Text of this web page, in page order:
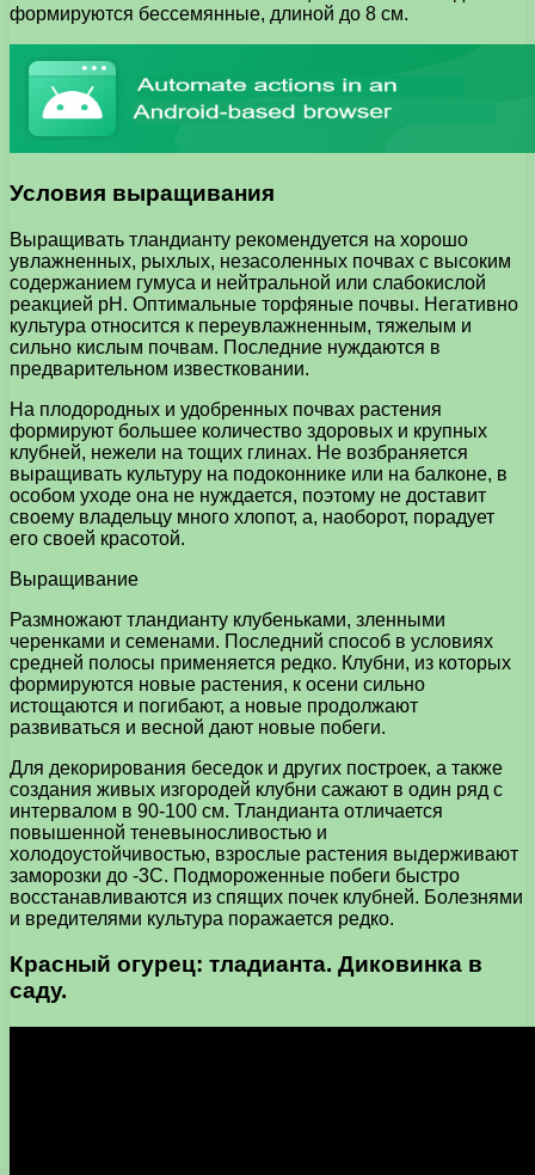
формируются бессемянные, длиной до 8 см.
Условия выращивания
Выращивать тландианту рекомендуется на хорошо
увлажненных, рыхлых, незасоленных почвах с высоким
содержанием гумуса и нейтральной или слабокислой
реакцией рН. Оптимальные торфяные почвы. Негативно
культура относится к переувлажненным, тяжелым и
сильно кислым почвам. Последние нуждаются в
предварительном известковании.
На плодородных и удобренных почвах растения
формируют большее количество здоровых и крупных
клубней, нежели на тощих глинах. Не возбраняется
выращивать культуру на подоконнике или на балконе, в
особом уходе она не нуждается, поэтому не доставит
своему владельцу много хлопот, а, наоборот, порадует
его своей красотой.
Выращивание
Размножают тландианту клубеньками, зленными
черенками и семенами. Последний способ в условиях
средней полосы применяется редко. Клубни, из которых
формируются новые растения, к осени сильно
истощаются и погибают, а новые продолжают
развиваться и весной дают новые побеги.
Для декорирования беседок и других построек, а также
создания живых изгородей клубни сажают в один ряд с
интервалом в 90-100 см. Тландианта отличается
повышенной теневыносливостью и
холодоустойчивостью, взрослые растения выдерживают
заморозки до -3С. Подмороженные побеги быстро
восстанавливаются из спящих почек клубней. Болезнями
и вредителями культура поражается редко.
Красный огурец: тладианта. Диковинка в
саду.